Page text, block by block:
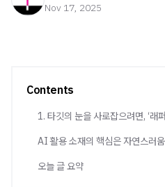
Nov 17, 2025
Contents
1. 타깃의 눈을 사로잡으려면, ‘래
AI 활용 소재의 핵심은 자연스러움
오늘 글 요약